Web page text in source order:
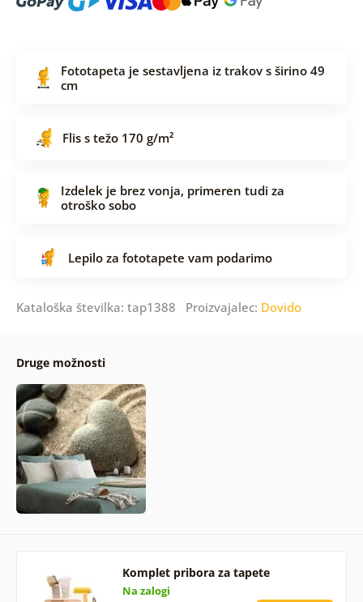
Fototapeta je sestavljena iz trakov s širino 49
cm
Flis s težo 170 g/m²
Izdelek je brez vonja, primeren tudi za
otroško sobo
Lepilo za fototapete vam podarimo
Kataloška številka: tap1388 Proizvajalec: Dovido
Druge možnosti
Komplet pribora za tapete
Na zalogi